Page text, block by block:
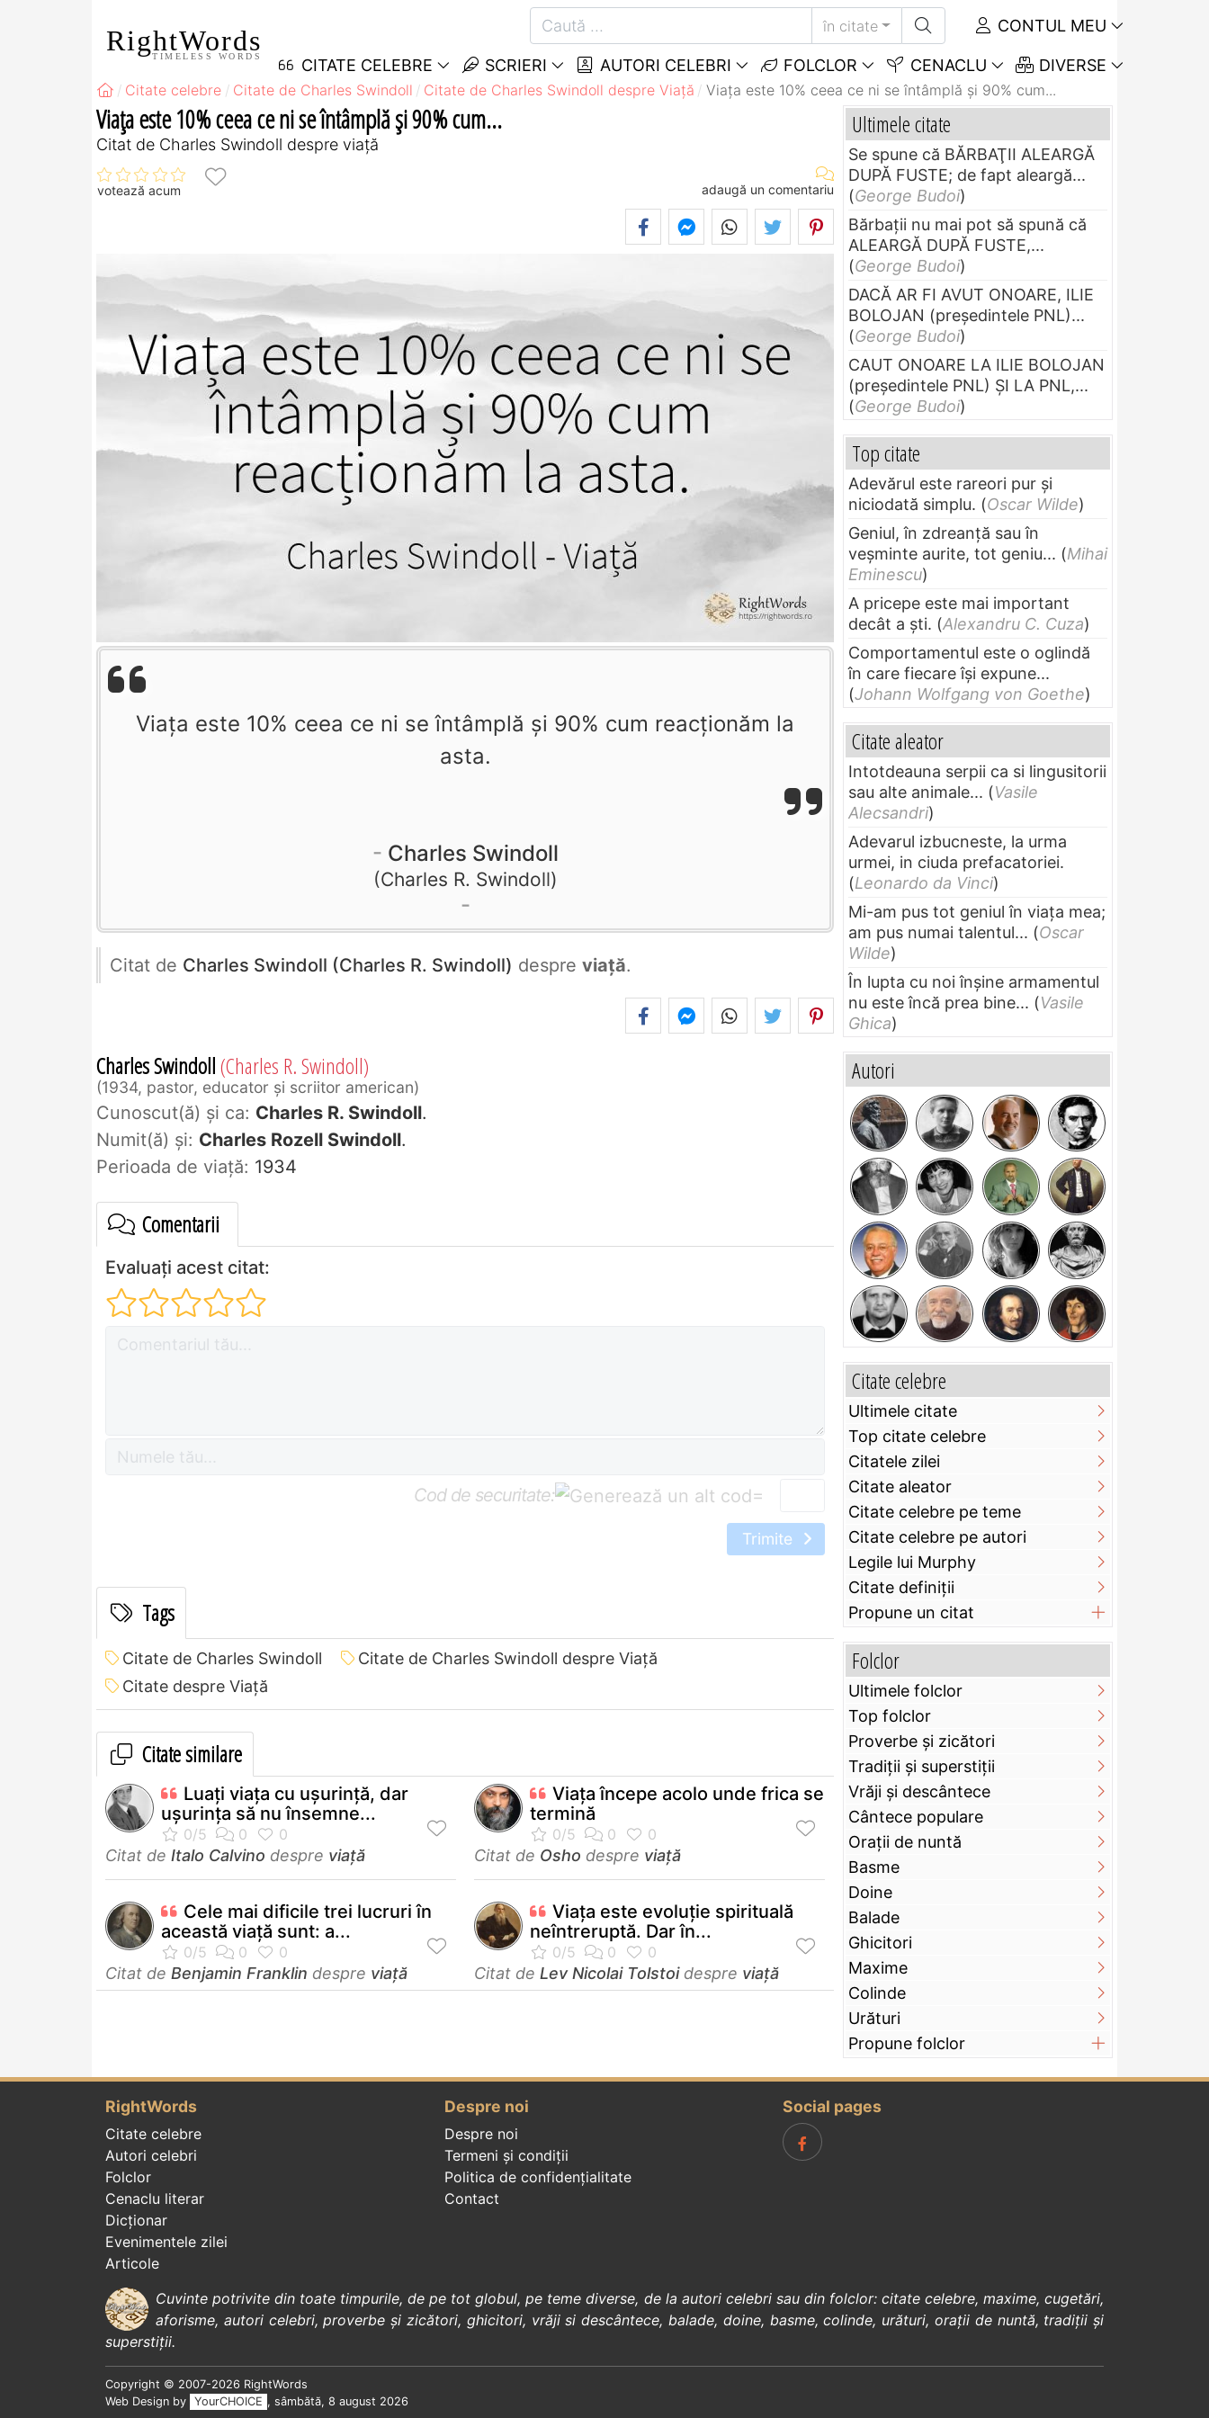
RightWords
TIMELESS WORDS
în citate CONTUL MEU
CITATE CELEBRE SCRIERI AUTORI CELEBRI FOLCLOR CENACLU DIVERSE
Citate celebre Citate de Charles Swindoll Citate de Charles Swindoll despre Viață Viața este 10% ceea ce ni se întâmplă și 90% cum...
Viața este 10% ceea ce ni se întâmplă și 90% cum...
Citat de Charles Swindoll despre viață
votează acum adaugă un comentariu
Viața este 10% ceea ce ni se întâmplă și 90% cum reacționăm la
asta.
Charles Swindoll
Charles R. Swindoll
Citat de Charles Swindoll (Charles R. Swindoll) despre viață.
Charles Swindoll(Charles R. Swindoll)
1934, pastor, educator şi scriitor american
Cunoscut(ă) și ca: Charles R. Swindoll.
Numit(ă) și: Charles Rozell Swindoll.
Perioada de viaţă: 1934
Comentarii
Evaluați acest citat:
Cod de securitate: =
Trimite
Tags
Citate de Charles Swindoll
Citate de Charles Swindoll despre Viață
Citate despre Viață
Citate similare
Luaţi viaţa cu uşurinţă, dar
uşurinţa să nu însemne...
Citat de Italo Calvino despre viață
Viața începe acolo unde frica se
termină
Citat de Osho despre viață
Cele mai dificile trei lucruri în
această viaţă sunt: a...
Citat de Benjamin Franklin despre viață
Viaţa este evoluţie spirituală
neîntreruptă. Dar în...
Citat de Lev Nicolai Tolstoidespre viață
Ultimele citate
Se spune că BĂRBAŢII ALEARGĂ
DUPĂ FUSTE; de fapt aleargă...
(George Budoi)
Bărbaţii nu mai pot să spună că
ALEARGĂ DUPĂ FUSTE,...
(George Budoi)
DACĂ AR FI AVUT ONOARE, ILIE
BOLOJAN (preşedintele PNL)...
(George Budoi)
CAUT ONOARE LA ILIE BOLOJAN
(preşedintele PNL) ŞI LA PNL,...
(George Budoi)
Top citate
Adevărul este rareori pur și
niciodată simplu. (Oscar Wilde)
Geniul, în zdreanţă sau în
veşminte aurite, tot geniu... (Mihai
Eminescu)
A pricepe este mai important
decât a ști. (Alexandru C. Cuza)
Comportamentul este o oglindă
în care fiecare își expune...
(Johann Wolfgang von Goethe)
Citate aleator
Intotdeauna serpii ca si lingusitorii
sau alte animale... (Vasile
Alecsandri)
Adevarul izbucneste, la urma
urmei, in ciuda prefacatoriei.
(Leonardo da Vinci)
Mi-am pus tot geniul în viața mea;
am pus numai talentul... (Oscar
Wilde)
În lupta cu noi înșine armamentul
nu este încă prea bine... (Vasile
Ghica)
Autori
Citate celebre
Ultimele citate
Top citate celebre
Citatele zilei
Citate aleator
Citate celebre pe teme
Citate celebre pe autori
Legile lui Murphy
Citate definiţii
Propune un citat
Folclor
Ultimele folclor
Top folclor
Proverbe și zicători
Tradiții și superstiții
Vrăji și descântece
Cântece populare
Orații de nuntă
Basme
Doine
Balade
Ghicitori
Maxime
Colinde
Urături
Propune folclor
RightWords
Citate celebre
Autori celebri
Folclor
Cenaclu literar
Dicționar
Evenimentele zilei
Articole
Despre noi
Despre noi
Termeni și condiții
Politica de confidenţialitate
Contact
Social pages
Cuvinte potrivite din toate timpurile, de pe tot globul, pe teme diverse, de la autori celebrisau din folclor: citate celebre, maxime,cugetări,
aforisme, autori celebri,proverbe și zicători, ghicitori, vrăji si descântece, balade, doine, basme,colinde, urături, orații de nuntă, tradiții și
superstiții.
Copyright © 2007-2026 RightWords
Web Design by
YourCHOICE , sâmbătă, 8 august 2026